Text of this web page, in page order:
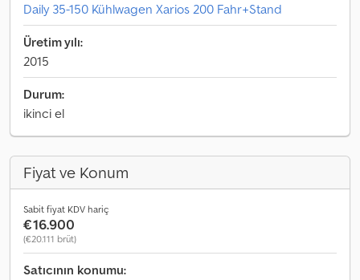
Daily 35-150 Kühlwagen Xarios 200 Fahr+Stand
Üretim yılı:
2015
Durum:
ikinci el
Fiyat ve Konum
Sabit fiyat KDV hariç
€16.900
(€20.111 brüt)
Satıcının konumu: